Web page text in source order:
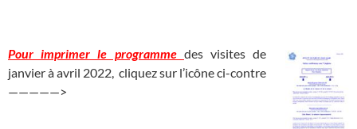
Pour imprimer le programme des visites de
janvier à avril 2022, cliquez sur l’icône ci-contre
—————>